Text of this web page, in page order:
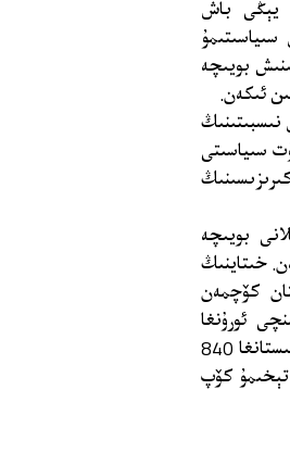
يېڭى باش
بويىچە
نىسبىتىنىڭ
سىياسىتى
بويىچە
خىتاينىڭ
كۆچمەن
ئورۇنغا
چىققان بولۇپ، 2015-يىلىدىن 2019-يىلىغىچە بولغان تۆت يىل ئىچىدە شەرقىي تۈركىستانغا 840
تېخىمۇ كۆپ